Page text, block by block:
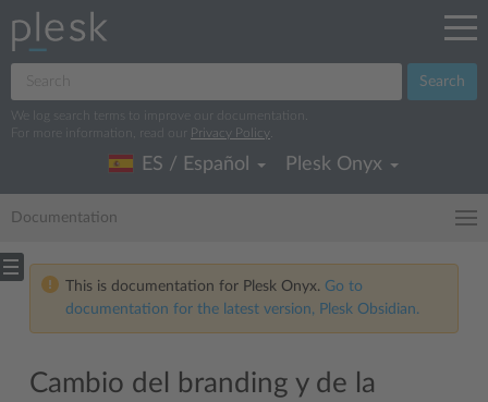
Search
We log search terms to improve our documentation.
For more information, read our
Privacy Policy
ES / Español Plesk Onyx
Documentation
This is documentation for Plesk Onyx. Go to
documentation for the latest version, Plesk Obsidian.
Cambio del branding y de la